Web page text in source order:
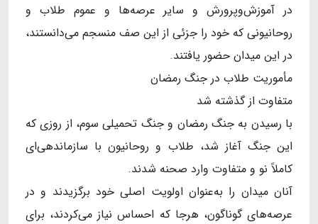
در آموزش‌وپرورش و سایر عرصه‌ها و عموم طلاب و
روحانیونی که خود را جزئی از این صف منسجم می‌دانستند،
در این میدان حضور یافتند.
مأموریت طلاب در جنگ رمضان
متفاوت از گذشته شد
با رسیدن به جنگ رمضان و جنگ تحمیلی سوم، از روزی که
این جنگ آغاز شد، طلاب و روحانیون با سازماندهی‌ای
کاملاً نو و متفاوت وارد صحنه شدند.
آنان میدان را به‌عنوان اولویت اصلی خود برگزیدند و در
عرصه‌های گوناگون، هرجا که احساس نیاز می‌کردند، برای